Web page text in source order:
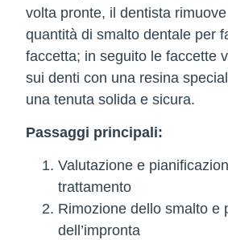
volta pronte, il dentista
quantità di smalto dentale per
faccetta; in seguito le faccette
sui denti con una resina
una tenuta solida e sicura.
Passaggi principali:
Valutazione e
trattamento
Rimozione dello smalto e
dell’impronta